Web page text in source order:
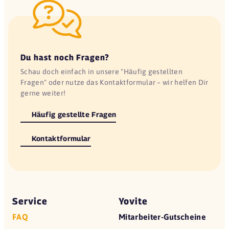
Du hast noch Fragen?
Schau doch einfach in unsere "Häufig gestellten
Fragen" oder nutze das Kontaktformular – wir helfen Dir
gerne weiter!
Häufig gestellte Fragen
Kontaktformular
Service
FAQ
Yovite
Mitarbeiter-Gutscheine